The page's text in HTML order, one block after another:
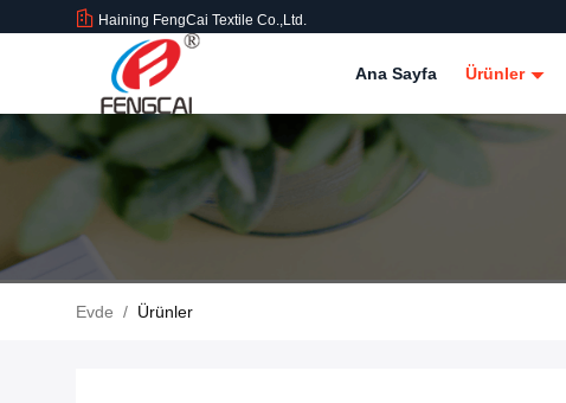
Haining FengCai Textile Co.,Ltd.
Ana Sayfa Ürünler
Evde / Ürünler